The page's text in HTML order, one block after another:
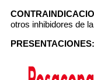
otros inhibidores de
PRESENTACIONES: